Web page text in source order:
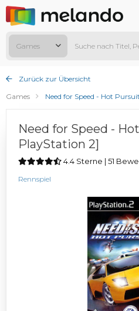
Games
Zurück zur Übersicht
Games
Need for Speed - Hot
Need for Speed -
PlayStation 2]
4.4 Sterne | 51
Rennspiel